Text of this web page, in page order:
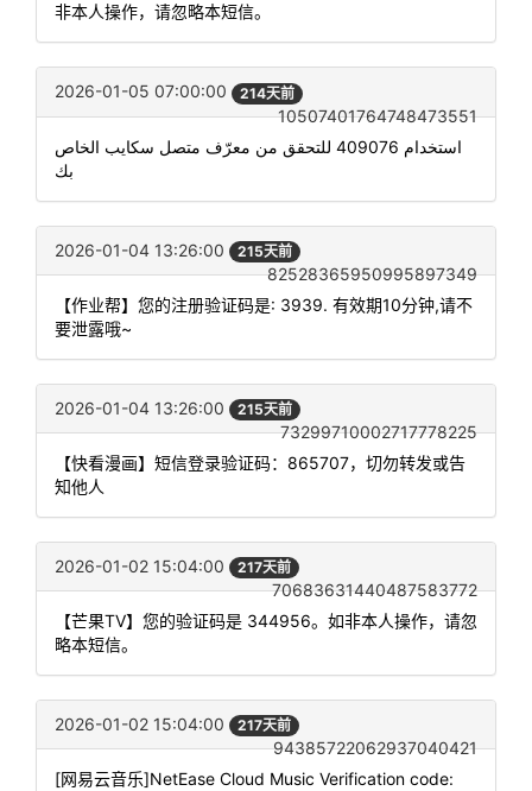
非本人操作，请忽略本短信。
2026-01-05 07:00:00 214天前
10507401764748473551
استخدام 409076 للتحقق من معرّف متصل سكايب الخاص
بك
2026-01-04 13:26:00 215天前
82528365950995897349
【作业帮】您的注册验证码是: 3939. 有效期10分钟,请不
要泄露哦~
2026-01-04 13:26:00 215天前
73299710002717778225
【快看漫画】短信登录验证码：865707，切勿转发或告
知他人
2026-01-02 15:04:00 217天前
70683631440487583772
【芒果TV】您的验证码是 344956。如非本人操作，请忽
略本短信。
2026-01-02 15:04:00 217天前
94385722062937040421
[网易云音乐]NetEase Cloud Music Verification code: